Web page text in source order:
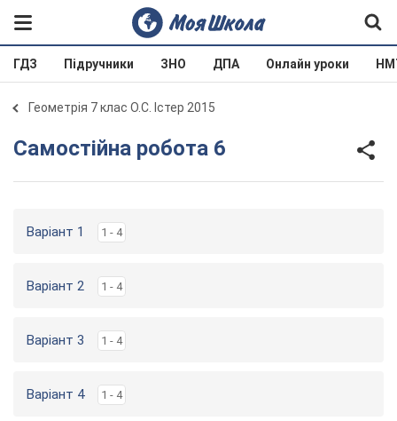
ГДЗ Підручники ЗНО ДПА Онлайн уроки
Геометрія 7 клас О.С. Істер 2015
Самостійна робота 6
Варіант 1 1 - 4
Варіант 2 1 - 4
Варіант 3 1 - 4
Варіант 4 1 - 4